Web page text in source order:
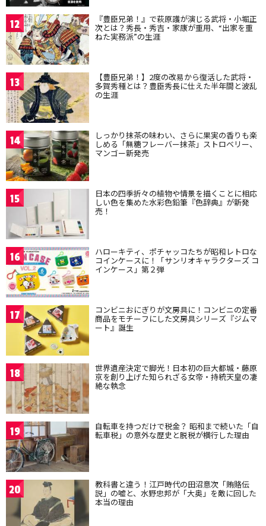
12 『豊臣兄弟！』で萩原護が演じる武将・小堀正
次とは？秀長・秀吉・家康が重用、“出家を重
ねた実務派”の生涯
13 【豊臣兄弟！】2度の改易から復活した武将・
多賀秀種とは？豊臣秀長に仕えた半年間と波乱
の生涯
14 しっかり抹茶の味わい、さらに果実の香りも楽
しめる「無糖フレーバー抹茶」ストロベリー、
マンゴー新発売
15 日本の四季折々の植物や情景を描くことに相応
しい色を集めた水彩色鉛筆『色辞典』が新発
売！
16 ハローキティ、ポチャッコたちが昭和レトロな
コインケースに！「サンリオキャラクターズ コ
インケース」第２弾
17 コンビニおにぎりが文房具に！コンビニの定番
商品をモチーフにした文房具シリーズ『ジムマ
ート』誕生
18 世界遺産決定で脚光！日本初の巨大都城・藤原
京を創り上げた知られざる女帝・持統天皇の凄
絶な執念
19 自転車を持つだけで税金？ 昭和まで続いた「自
転車税」の意外な歴史と脱税が横行した理由
20 教科書と違う！江戸時代の田沼意次「賄賂伝
説」の嘘と、水野忠邦が「大奥」を敵に回した
本当の理由